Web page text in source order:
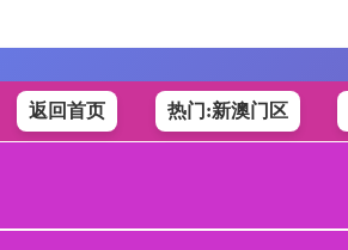
返回首页 热门:新澳门区